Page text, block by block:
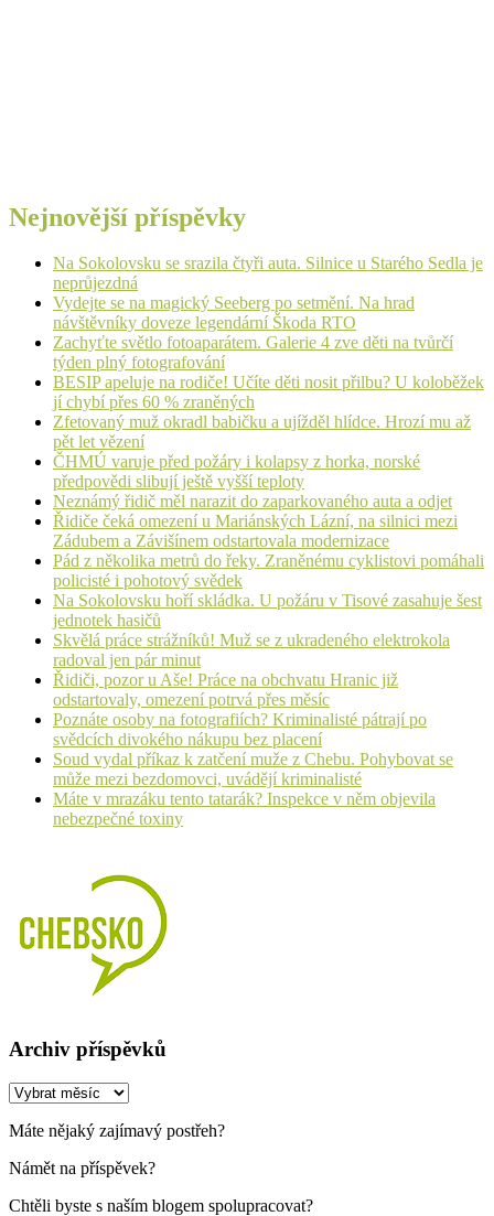
Nejnovější příspěvky
Na Sokolovsku se srazila čtyři auta. Silnice u Starého Sedla je
neprůjezdná
Vydejte se na magický Seeberg po setmění. Na hrad
návštěvníky doveze legendární Škoda RTO
Zachyťte světlo fotoaparátem. Galerie 4 zve děti na tvůrčí
týden plný fotografování
BESIP apeluje na rodiče! Učíte děti nosit přilbu? U koloběžek
jí chybí přes 60 % zraněných
Zfetovaný muž okradl babičku a ujížděl hlídce. Hrozí mu až
pět let vězení
ČHMÚ varuje před požáry i kolapsy z horka, norské
předpovědi slibují ještě vyšší teploty
Neznámý řidič měl narazit do zaparkovaného auta a odjet
Řidiče čeká omezení u Mariánských Lázní, na silnici mezi
Zádubem a Závišínem odstartovala modernizace
Pád z několika metrů do řeky. Zraněnému cyklistovi pomáhali
policisté i pohotový svědek
Na Sokolovsku hoří skládka. U požáru v Tisové zasahuje šest
jednotek hasičů
Skvělá práce strážníků! Muž se z ukradeného elektrokola
radoval jen pár minut
Řidiči, pozor u Aše! Práce na obchvatu Hranic již
odstartovaly, omezení potrvá přes měsíc
Poznáte osoby na fotografiích? Kriminalisté pátrají po
svědcích divokého nákupu bez placení
Soud vydal příkaz k zatčení muže z Chebu. Pohybovat se
může mezi bezdomovci, uvádějí kriminalisté
Máte v mrazáku tento tatarák? Inspekce v něm objevila
nebezpečné toxiny
Archiv příspěvků
Archiv
Máte nějaký zajímavý postřeh?
Námět na příspěvek?
Chtěli byste s naším blogem spolupracovat?